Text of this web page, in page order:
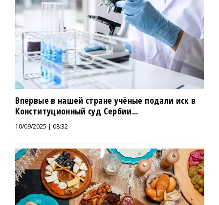
Впервые в нашей стране учёные подали иск в
Конституционный суд Сербии...
10/09/2025 | 08:32